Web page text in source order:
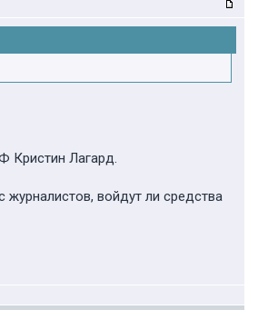
Кристин Лагард.
войдут ли средства